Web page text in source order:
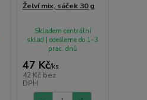
Želví mix, sáček 30 g
47 Kč/ks
42 Kč bez
DPH
Skladem centrální
sklad | odešleme do 1-3
prac. dnů